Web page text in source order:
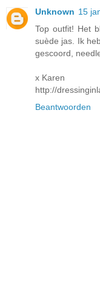
Unknown 15
Top outfit! Het
suède jas. Ik
gescoord,
x Karen
http://
Beantwoorden